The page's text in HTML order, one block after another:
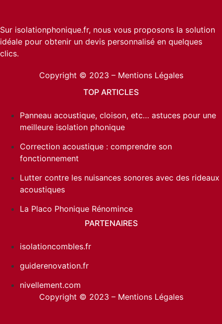
Sur isolationphonique.fr, nous vous proposons la solution
idéale pour obtenir un devis personnalisé en quelques
clics.
Copyright © 2023 – Mentions Légales
TOP ARTICLES
Panneau acoustique, cloison, etc… astuces pour une
meilleure isolation phonique
Correction acoustique : comprendre son
fonctionnement
Lutter contre les nuisances sonores avec des rideaux
acoustiques
La Placo Phonique Rénomince
PARTENAIRES
isolationcombles.fr
guiderenovation.fr
nivellement.com
Copyright © 2023 – Mentions Légales